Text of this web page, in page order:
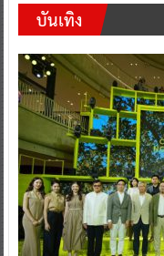
บันเทิง